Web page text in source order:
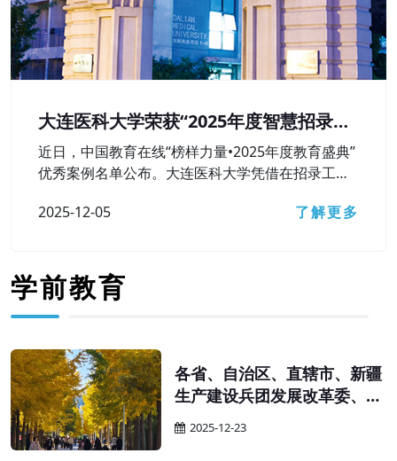
大连医科大学荣获“2025年度智慧招录较
好本科高校”奖
近日，中国教育在线“榜样力量•2025年度教育盛典”
优秀案例名单公布。大连医科大学凭借在招录工作
果，获评“2025年度智慧招录较好本科高校”荣誉称
2025-12-05 了解更多
学前教育
各省、自治区、直辖市、新疆
生产建设兵团发展改革委、教
育厅（教委、教育局）、财政
厅（局）：为贯彻落实《中华
2025-12-23